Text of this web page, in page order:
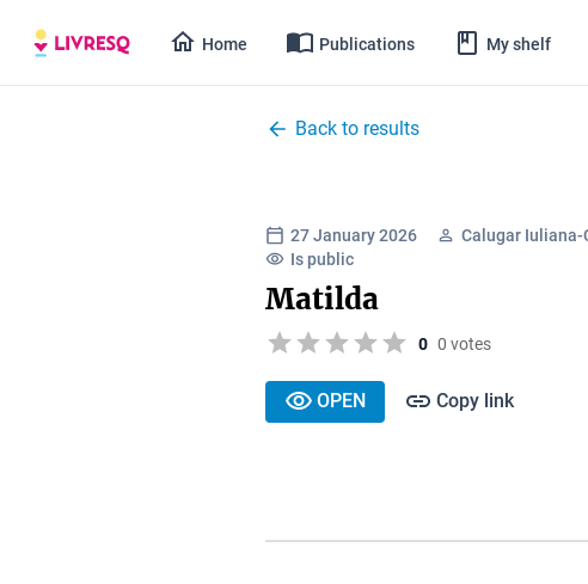
Home Publications My shelf
Back to results
27 January 2026 Calugar Iuliana-
Is public
Matilda
0 0 votes
OPEN Copy link